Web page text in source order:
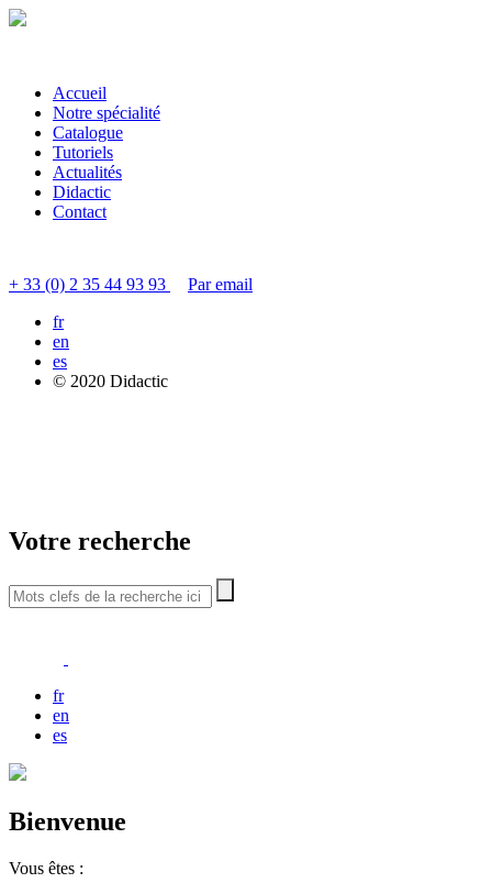
Accueil
Notre spécialité
Catalogue
Tutoriels
Actualités
Didactic
Contact
+ 33 (0) 2 35 44 93 93
Par email
fr
en
es
© 2020 Didactic
Votre recherche
fr
en
es
Bienvenue
Vous êtes :